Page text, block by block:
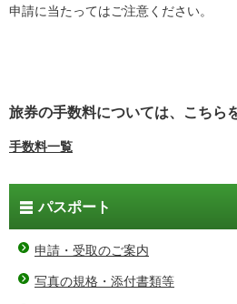
申請に当たってはご注意ください。
旅券の手数料については、こちら
手数料一覧
パスポート
申請・受取のご案内
写真の規格・添付書類等